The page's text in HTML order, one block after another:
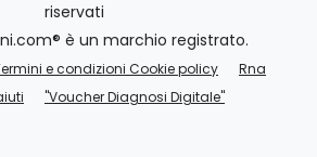
riservati
è un marchio registrato.
e condizioni Cookie policy
Rna
"Voucher Diagnosi Digitale"